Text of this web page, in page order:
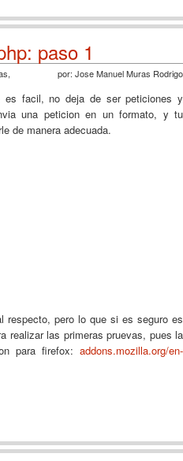
paso 1
por: Jose Manuel Muras Rodrigo
facil, no deja de ser peticiones y
una peticion en un formato, y tu
de manera adecuada.
respecto, pero lo que si es seguro es
realizar las primeras pruevas, pues la
para firefox: addons.mozilla.org/en-